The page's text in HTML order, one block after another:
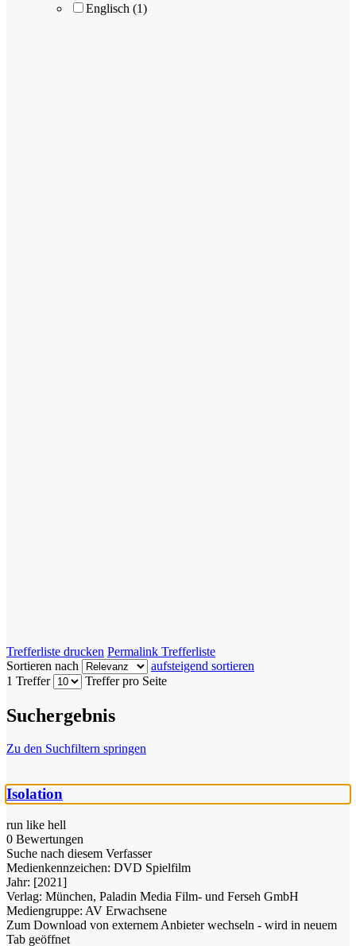
Englisch (1)
Trefferliste drucken Permalink Trefferliste
Sortieren nach
aufsteigend sortieren
1 Treffer
Treffer pro Seite
Suchergebnis
Zu den Suchfiltern springen
Isolation
run like hell
0 Bewertungen
Suche nach diesem Verfasser
Medienkennzeichen: DVD Spielfilm
Jahr: [2021]
Verlag: München, Paladin Media Film- und Ferseh GmbH
Mediengruppe: AV Erwachsene
Zum Download von externem Anbieter wechseln - wird in neuem
Tab geöffnet